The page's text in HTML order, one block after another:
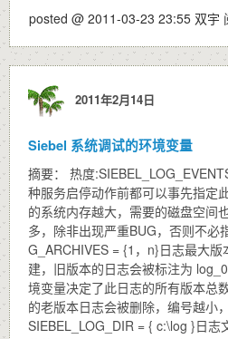
posted @ 2011-03-23 23:55 双宇
2011年2月14日
Siebel 系统调试的环境变量
摘要： 热度
种服务启停动作前都可以事先指定
的系统内存越大，需要的磁盘空间
多，除非出现严重BUG，否则不必
G_ARCHIVES = {1，n}日志最大
建，旧版本的日志会被标注为
境变量决定了此日志的所有版本总
的老版本日志会被删除，编号越小
SIEBEL_LOG_DIR = { c:\log }日志